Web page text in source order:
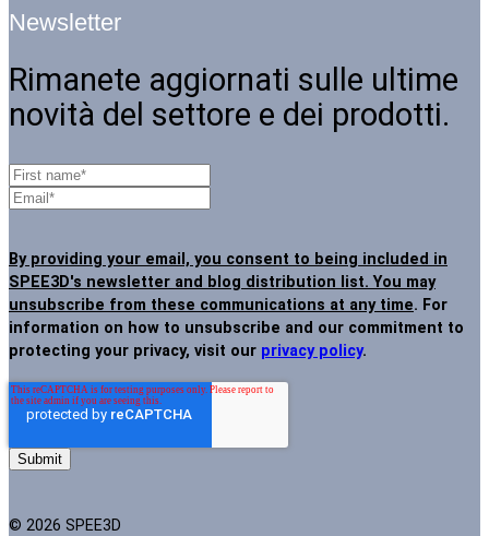
Newsletter
Rimanete aggiornati sulle ultime
novità del settore e dei prodotti.
By providing your email, you consent to being included in
SPEE3D's newsletter and blog distribution list. You may
unsubscribe from these communications at any time. For
information on how to unsubscribe and our commitment to
protecting your privacy, visit our privacy policy.
© 2026 SPEE3D